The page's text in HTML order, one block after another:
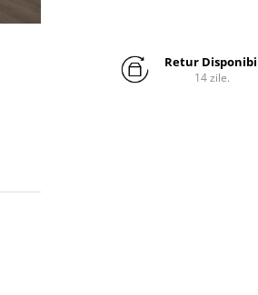
Retur
14 zile.